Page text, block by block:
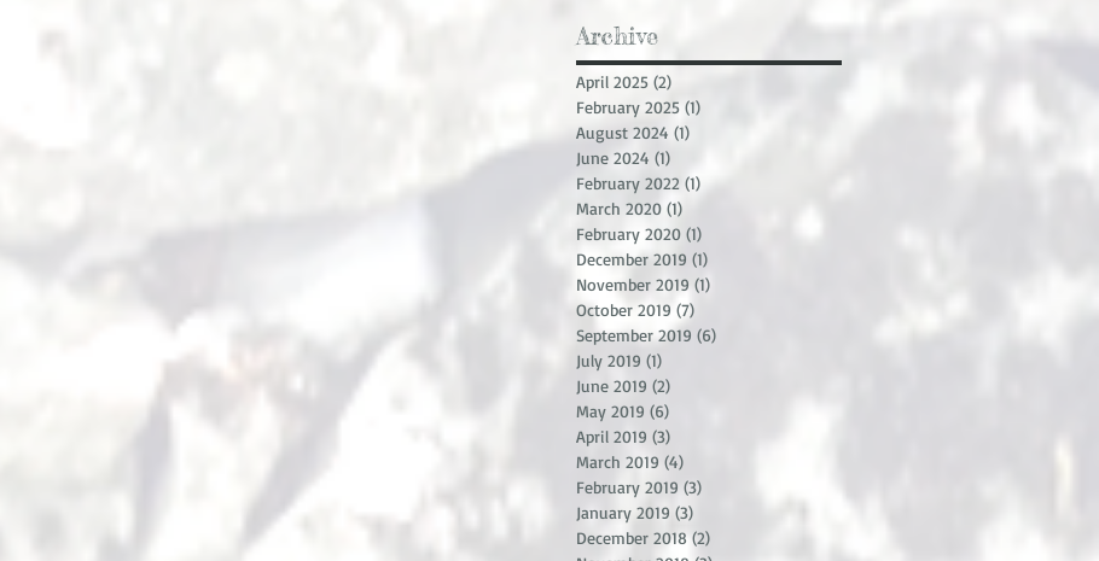
Archive
April 2025 (2)
February 2025 (1)
August 2024 (1)
June 2024 (1)
February 2022 (1)
March 2020 (1)
February 2020 (1)
December 2019 (1)
November 2019 (1)
October 2019 (7)
September 2019 (6)
July 2019 (1)
June 2019 (2)
May 2019 (6)
April 2019 (3)
March 2019 (4)
February 2019 (3)
January 2019 (3)
December 2018 (2)